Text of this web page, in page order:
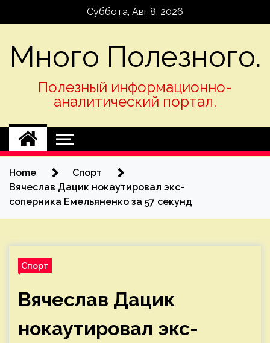
Суббота, Авг 8, 2026
Много Полезного.
Полезный информационно-
аналитический портал.
Home
Спорт
Вячеслав Дацик нокаутировал экс-
соперника Емельяненко за 57 секунд
Спорт
Вячеслав Дацик
нокаутировал экс-